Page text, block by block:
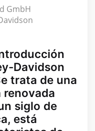
Davidson
trata de una
renovada
siglo de
está